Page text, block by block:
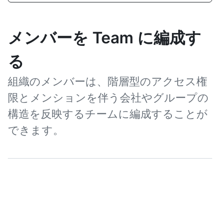
メンバーを Team に編成す
る
組織のメンバーは、階層型のアクセス権
限とメンションを伴う会社やグループの
構造を反映するチームに編成することが
できます。